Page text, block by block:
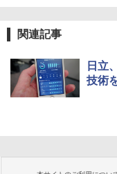
関連記事
日立
技術